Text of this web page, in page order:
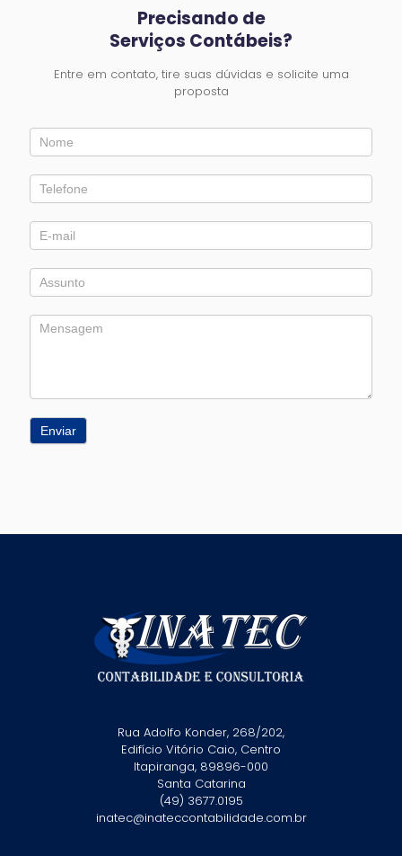
Precisando de
Serviços Contábeis?
Entre em contato, tire suas dúvidas e solicite uma
proposta
Entre
em
Enviar
Rua Adolfo Konder, 268/202,
Edifício Vitório Caio, Centro
Itapiranga, 89896-000
Santa Catarina
(49) 3677.0195
inatec@inateccontabilidade.com.br